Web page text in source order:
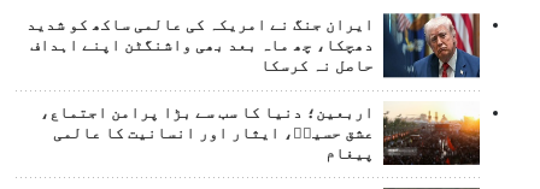
ایران جنگ نے امریکہ کی عالمی ساکھ کو شدید
دھچکا، چھ ماہ بعد بھی واشنگٹن اپنے اہداف
حاصل نہ کرسکا
اربعین؛ دنیا کا سب سے بڑا پرامن اجتماع،
عشق حسینؑ، ایثار اور انسانیت کا عالمی
پیغام